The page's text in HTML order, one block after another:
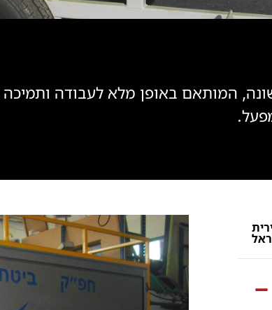
המותאם באופן מלא לעבודה ותמיכה